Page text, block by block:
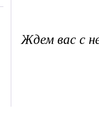
Ждем вас с